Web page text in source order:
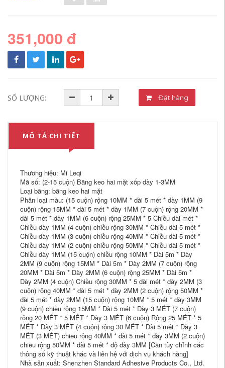
351,000 đ
SỐ LƯỢNG: Đặt hàng
MÔ TẢ CHI TIẾT
Thương hiệu: Mi Leqi
Mã số: (2-15 cuộn) Băng keo hai mặt xốp dày 1-3MM
Loại băng: băng keo hai mặt
Phân loại màu: (15 cuộn) rộng 10MM * dài 5 mét * dày 1MM (9
cuộn) rộng 15MM * dài 5 mét * dày 1MM (7 cuộn) rộng 20MM *
dài 5 mét * dày 1MM (6 cuộn) rộng 25MM * 5 Chiều dài mét *
Chiều dày 1MM (4 cuộn) chiều rộng 30MM * Chiều dài 5 mét *
Chiều dày 1MM (3 cuộn) chiều rộng 40MM * Chiều dài 5 mét *
Chiều dày 1MM (2 cuộn) chiều rộng 50MM * Chiều dài 5 mét *
Chiều dày 1MM (15 cuộn) chiều rộng 10MM * Dài 5m * Dày
2MM (9 cuộn) rộng 15MM * Dài 5m * Dày 2MM (7 cuộn) rộng
20MM * Dài 5m * Dày 2MM (6 cuộn) rộng 25MM * Dài 5m *
Dày 2MM (4 cuộn) Chiều rộng 30MM * 5 dài mét * dày 2MM (3
cuộn) rộng 40MM * dài 5 mét * dày 2MM (2 cuộn) rộng 50MM *
dài 5 mét * dày 2MM (15 cuộn) rộng 10MM * 5 mét * dày 3MM
(9 cuộn) chiều rộng 15MM * Dài 5 mét * Dày 3 MÉT (7 cuộn)
rộng 20 MÉT * 5 MÉT * Dày 3 MÉT (6 cuộn) Rộng 25 MÉT * 5
MÉT * Dày 3 MÉT (4 cuộn) rộng 30 MÉT * Dài 5 mét * Dày 3
MÉT (3 MÉT) chiều rộng 40MM * dài 5 mét * dày 3MM (2 cuộn)
chiều rộng 50MM * dài 5 mét * độ dày 3MM [Cần tùy chỉnh các
thông số kỹ thuật khác và liên hệ với dịch vụ khách hàng]
Nhà sản xuất: Shenzhen Standard Adhesive Products Co., Ltd.